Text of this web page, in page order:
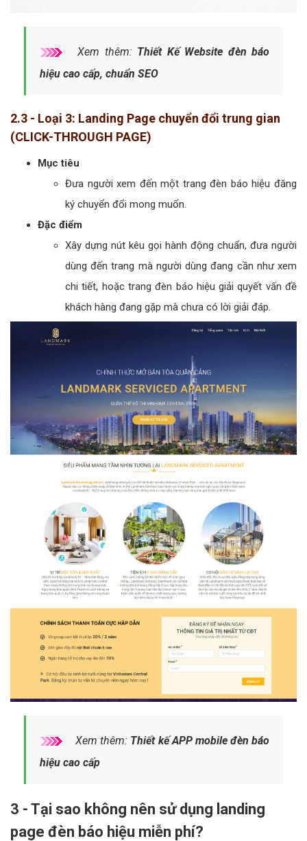
Xem thêm: Thiết Kế Website đèn báo
hiệu cao cấp, chuẩn SEO
2.3 - Loại 3: Landing Page chuyển đổi trung gian
(CLICK-THROUGH PAGE)
Mục tiêu
Đưa người xem đến một trang đèn báo hiệu đăng
ký chuyển đổi mong muốn.
Đặc điểm
Xây dựng nút kêu gọi hành động chuẩn, đưa người
dùng đến trang mà người dùng đang cần như xem
chi tiết, hoặc trang đèn báo hiệu giải quyết vấn đề
khách hàng đang gặp mà chưa có lời giải đáp.
Xem thêm: Thiết kế APP mobile đèn báo
hiệu cao cấp
3 - Tại sao không nên sử dụng landing
page đèn báo hiệu miễn phí?